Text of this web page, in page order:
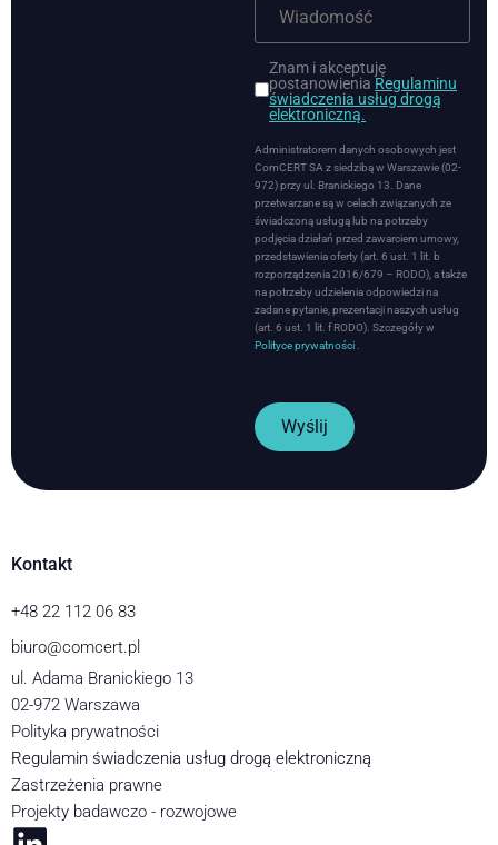
Znam i akceptuję
postanowienia Regulaminu
świadczenia usług drogą
elektroniczną.
Administratorem danych osobowych jest
ComCERT SA z siedzibą w Warszawie (02-
972) przy ul. Branickiego 13. Dane
przetwarzane są w celach związanych ze
świadczoną usługą lub na potrzeby
podjęcia działań przed zawarciem umowy,
przedstawienia oferty (art. 6 ust. 1 lit. b
rozporządzenia 2016/679 – RODO), a także
na potrzeby udzielenia odpowiedzi na
zadane pytanie, prezentacji naszych usług
(art. 6 ust. 1 lit. f RODO). Szczegóły w
Polityce prywatności
Wyślij
Kontakt
+48 22 112 06 83
biuro@comcert.pl
ul. Adama Branickiego 13
02-972 Warszawa
Polityka prywatności
Regulamin świadczenia usług drogą elektroniczną
Zastrzeżenia prawne
Projekty badawczo - rozwojowe